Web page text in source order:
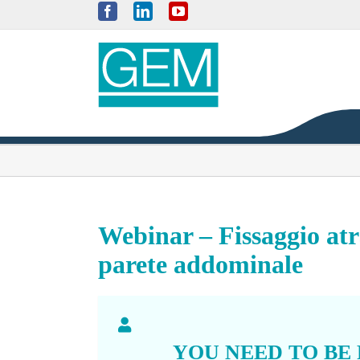
FacebookLinkedInYouTube
Webinar – Fissaggio
parete addominale
YOU NEED TO